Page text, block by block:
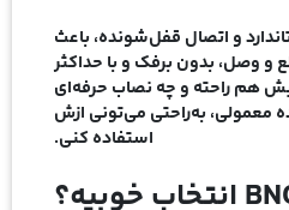
و اتصال قفل‌شونده، باعث
وصل، بدون برفک و با حداکثر
هم راحته و چه نصاب حرفه‌ای
به‌راحتی می‌تونی ازش
استفاده کنی.